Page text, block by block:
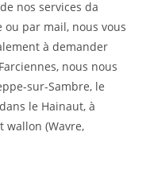
nos services da
par mail, nous vous
à demander
nous nous
sur-Sambre, le
le Hainaut, à
wallon (Wavre,